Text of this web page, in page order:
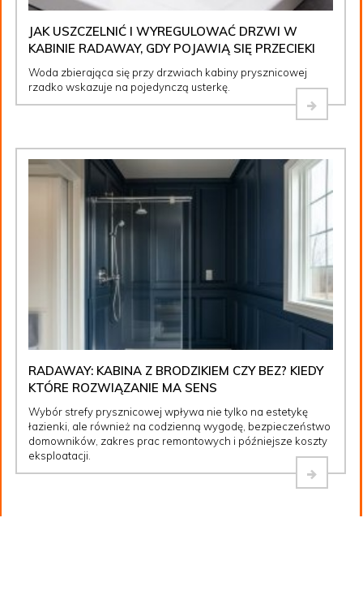
JAK USZCZELNIĆ I WYREGULOWAĆ DRZWI W
KABINIE RADAWAY, GDY POJAWIĄ SIĘ PRZECIEKI
Woda zbierająca się przy drzwiach kabiny prysznicowej
rzadko wskazuje na pojedynczą usterkę.
RADAWAY: KABINA Z BRODZIKIEM CZY BEZ? KIEDY
KTÓRE ROZWIĄZANIE MA SENS
Wybór strefy prysznicowej wpływa nie tylko na estetykę
łazienki, ale również na codzienną wygodę, bezpieczeństwo
domowników, zakres prac remontowych i późniejsze koszty
eksploatacji.